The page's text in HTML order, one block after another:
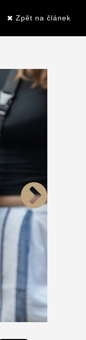
Zpět na článek